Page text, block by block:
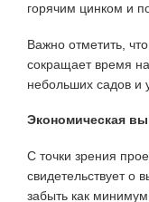
горячим цинком и
Важно отметить,
сокращает время
небольших садов и
Экономическая
С точки зрения
свидетельствует о
забыть как